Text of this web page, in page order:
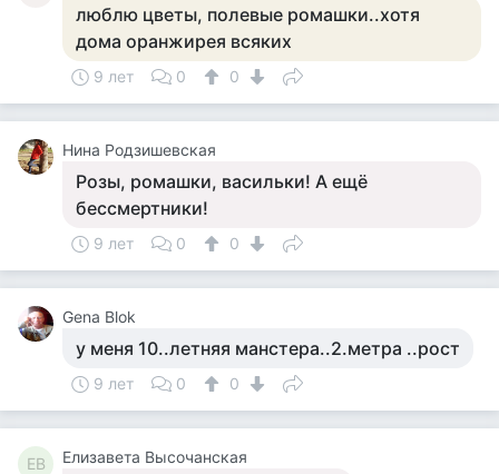
люблю цветы, полевые ромашки..хотя
дома оранжирея всяких
9 лет 0 0
Нина Родзишевская
Розы, ромашки, васильки! А ещё
бессмертники!
9 лет 0 0
Gena Blok
у меня 10..летняя манстера..2.метра ..рост
9 лет 0 0
ЕВ Елизавета Высочанская